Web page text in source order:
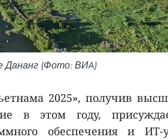
Дананг (Фото: ВИA)
2025», получив
в этом году,
обеспечения и ИТ-